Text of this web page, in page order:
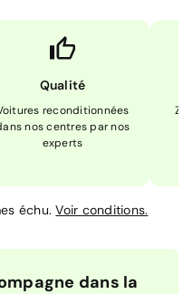
Qualité
reconditionnées
nos centres par nos
experts
échu.Voir conditions.
dans la